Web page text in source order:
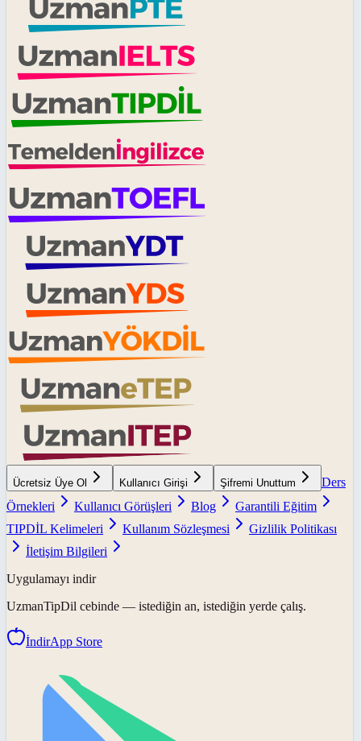
Ücretsiz Üye Ol Kullanıcı Girişi Şifremi Unuttum
Ders
Örnekleri
Kullanıcı Görüşleri Blog
Garantili Eğitim
TIPDİL Kelimeleri
Kullanım Sözleşmesi
Gizlilik Politikası
İletişim Bilgileri
Uygulamayı indir
UzmanTipDil cebinde — istediğin an, istediğin yerde çalış.
İndirApp Store